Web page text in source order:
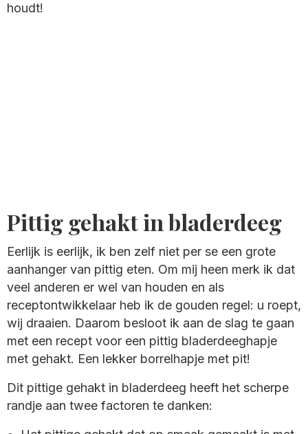
houdt!
Pittig gehakt in bladerdeeg
Eerlijk is eerlijk, ik ben zelf niet per se een grote
aanhanger van pittig eten. Om mij heen merk ik dat
veel anderen er wel van houden en als
receptontwikkelaar heb ik de gouden regel: u roept,
wij draaien. Daarom besloot ik aan de slag te gaan
met een recept voor een pittig bladerdeeghapje
met gehakt. Een lekker borrelhapje met pit!
Dit pittige gehakt in bladerdeeg heeft het scherpe
randje aan twee factoren te danken: